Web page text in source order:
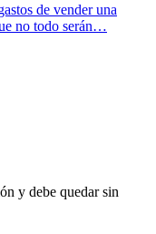
de vender una
no todo serán…
y debe quedar sin